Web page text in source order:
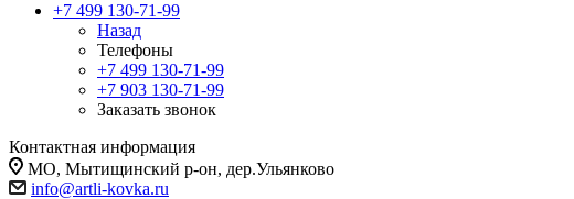
+7 499 130-71-99
Назад
Телефоны
+7 499 130-71-99
+7 903 130-71-99
Заказать звонок
Контактная информация
МО, Мытищинский р-он, дер.Ульянково
info@artli-kovka.ru